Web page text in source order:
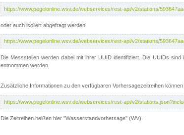
https://www.pegelonline.wsv.de/webservices/rest-api/v2/stations/
oder auch isoliert abgefragt werden.
https://www.pegelonline.wsv.de/webservices/rest-api/v2/stations/
Die Messstellen werden dabei mit ihrer UUID identifiziert. Die UUIDs sind
entnommen werden.
Zusätzliche Informationen zu den verfügbaren Vorhersagezeitreihen
https://www.pegelonline.wsv.de/webservices/rest-api/v2/
Die Zeitreihen heißen hier "Wasserstandvorhersage" (WV).